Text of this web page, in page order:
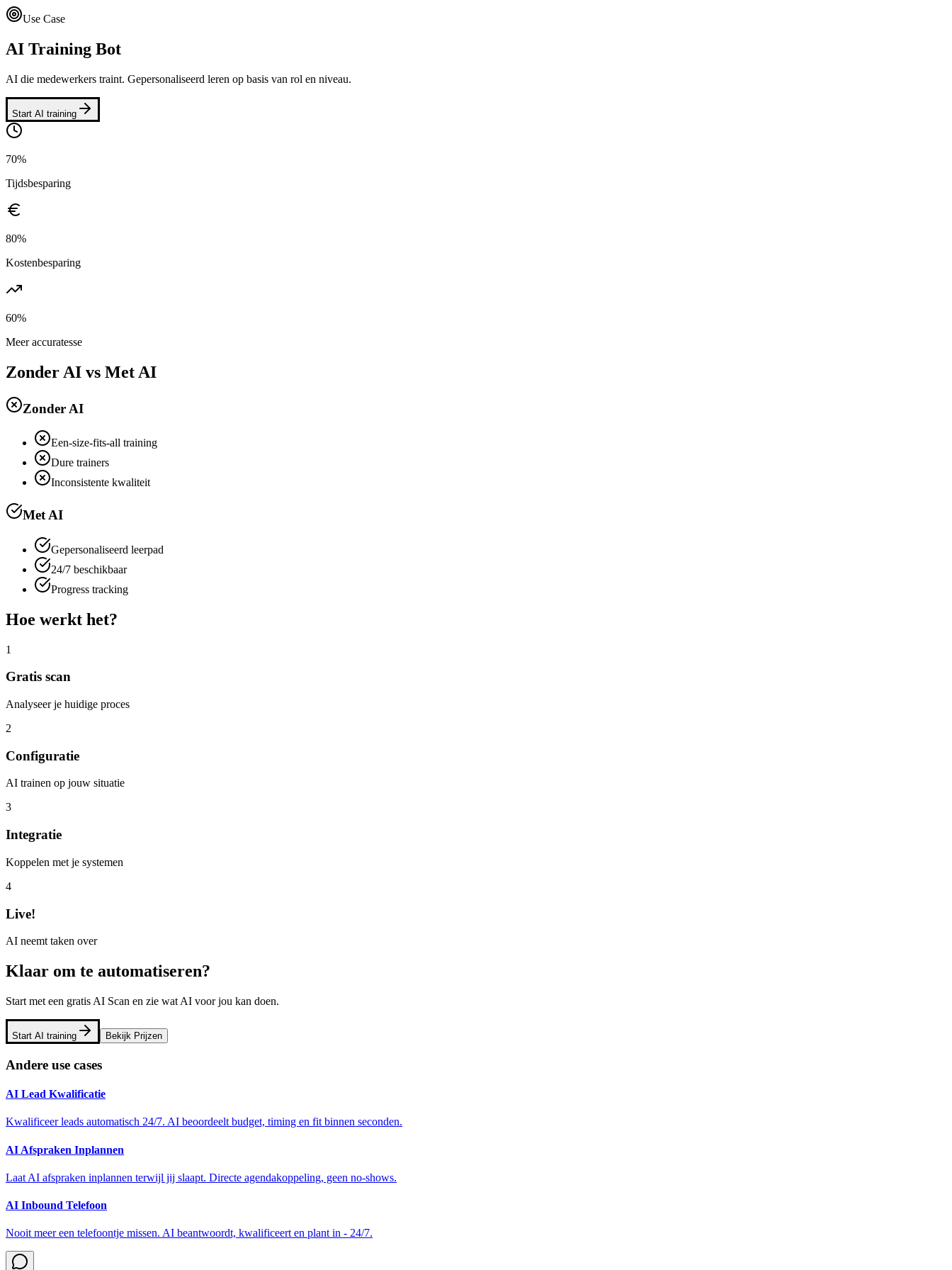
Use Case
AI Training Bot
AI die medewerkers traint. Gepersonaliseerd leren op basis van rol en niveau.
Start AI training
70%
Tijdsbesparing
80%
Kostenbesparing
60%
Meer accuratesse
Zonder AI vs Met AI
Zonder AI
Een-size-fits-all training
Dure trainers
Inconsistente kwaliteit
Met AI
Gepersonaliseerd leerpad
24/7 beschikbaar
Progress tracking
Hoe werkt het?
1
Gratis scan
Analyseer je huidige proces
2
Configuratie
AI trainen op jouw situatie
3
Integratie
Koppelen met je systemen
4
Live!
AI neemt taken over
Klaar om te automatiseren?
Start met een gratis AI Scan en zie wat AI voor jou kan doen.
Start AI training Bekijk Prijzen
Andere use cases
AI Lead Kwalificatie
Kwalificeer leads automatisch 24/7. AI beoordeelt budget, timing en fit binnen seconden.
AI Afspraken Inplannen
Laat AI afspraken inplannen terwijl jij slaapt. Directe agendakoppeling, geen no-shows.
AI Inbound Telefoon
Nooit meer een telefoontje missen. AI beantwoordt, kwalificeert en plant in - 24/7.